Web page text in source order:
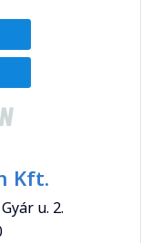
Kft.
u. 2.